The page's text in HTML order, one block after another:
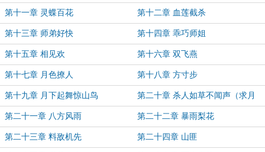
第十一章 灵蝶百花 第十二章 血莲截杀
第十三章 师弟好快 第十四章 乖巧师姐
第十五章 相见欢 第十六章 双飞燕
第十七章 月色撩人 第十八章 方寸步
第十九章 月下起舞惊山鸟 第二十章 杀人如草不闻声（求月
票）
第二十一章 八方风雨 第二十二章 暴雨梨花
第二十三章 料敌机先 第二十四章 山匪